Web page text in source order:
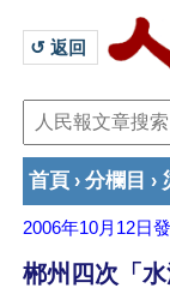
↺ 返回
首頁 › 分欄目 ›
2006年10月12日
郴州四次「水